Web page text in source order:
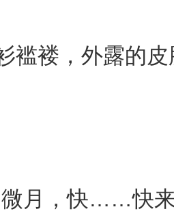
褛，外露的皮
月，快……快来